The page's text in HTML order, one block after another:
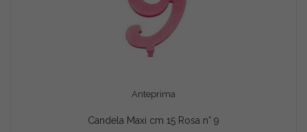
Anteprima
Candela Maxi cm 15 Rosa n° 9